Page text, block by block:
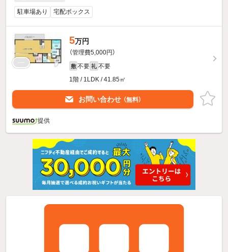
駐車場あり 宅配ボックス
5万円
（管理費5,000円）
敷 不要 礼 不要
1階 / 1LDK / 41.85㎡
お問い合わせ （無料）
提供